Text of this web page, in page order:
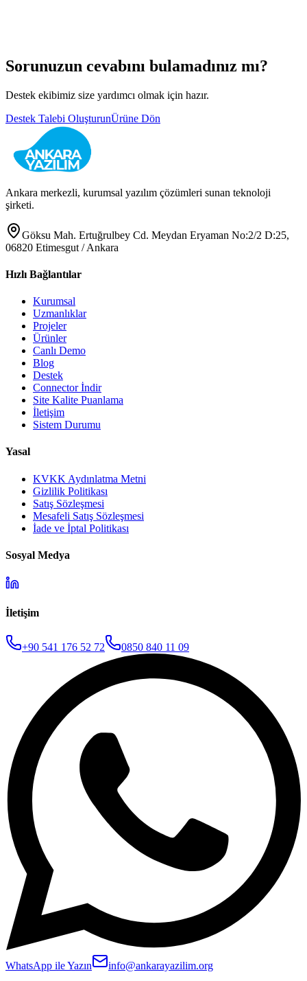
Sorunuzun cevabını bulamadınız mı?
Destek ekibimiz size yardımcı olmak için hazır.
Destek Talebi OluşturunÜrüne Dön
Ankara merkezli, kurumsal yazılım çözümleri sunan teknoloji
şirketi.
Göksu Mah. Ertuğrulbey Cd. Meydan Eryaman No:2/2 D:25,
06820 Etimesgut / Ankara
Hızlı Bağlantılar
Kurumsal
Uzmanlıklar
Projeler
Ürünler
Canlı Demo
Blog
Destek
Connector İndir
Site Kalite Puanlama
İletişim
Sistem Durumu
Yasal
KVKK Aydınlatma Metni
Gizlilik Politikası
Satış Sözleşmesi
Mesafeli Satış Sözleşmesi
İade ve İptal Politikası
Sosyal Medya
İletişim
+90 541 176 52 72 0850 840 11 09
WhatsApp ile Yazın info@ankarayazilim.org